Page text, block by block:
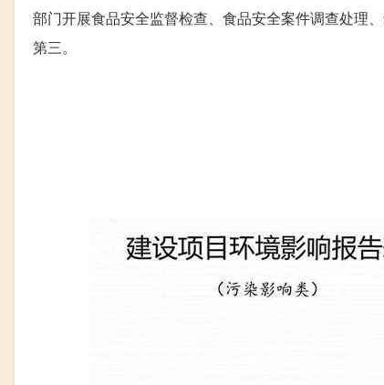
部门开展食品安全监督检查、食品安全案件调查处理
第三。